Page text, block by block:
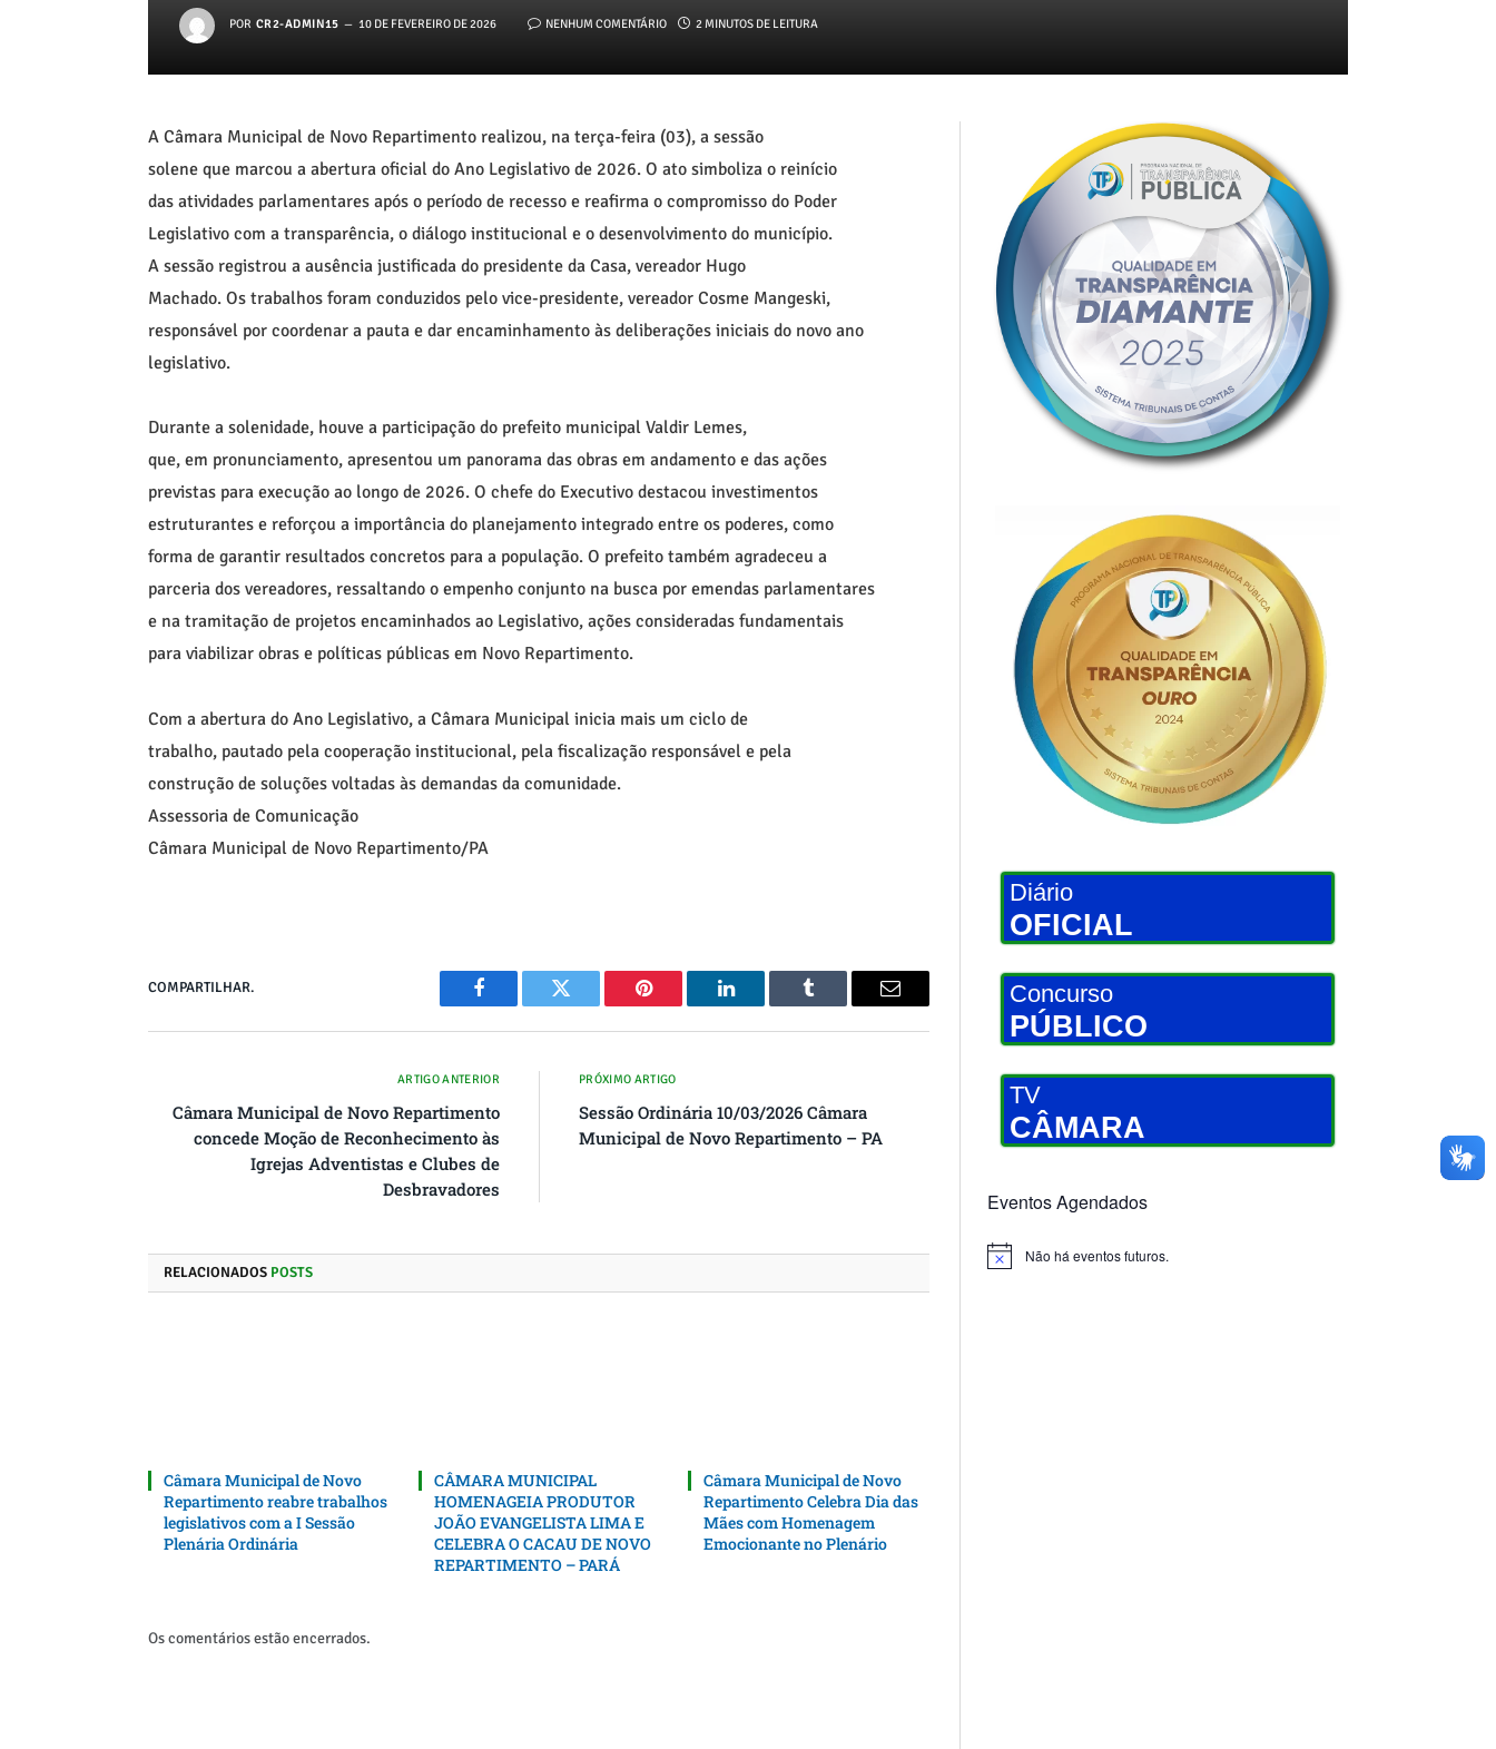
POR CR2-ADMIN15 10 DE FEVEREIRO DE 2026 NENHUM COMENTÁRIO 2 MINUTOS DE LEITURA
A Câmara Municipal de Novo Repartimento realizou, na terça-feira (03), a sessão
solene que marcou a abertura oficial do Ano Legislativo de 2026. O ato simboliza o reinício
das atividades parlamentares após o período de recesso e reafirma o compromisso do Poder
Legislativo com a transparência, o diálogo institucional e o desenvolvimento do município.
A sessão registrou a ausência justificada do presidente da Casa, vereador Hugo
Machado. Os trabalhos foram conduzidos pelo vice-presidente, vereador Cosme Mangeski,
responsável por coordenar a pauta e dar encaminhamento às deliberações iniciais do novo ano
legislativo.
Durante a solenidade, houve a participação do prefeito municipal Valdir Lemes,
que, em pronunciamento, apresentou um panorama das obras em andamento e das ações
previstas para execução ao longo de 2026. O chefe do Executivo destacou investimentos
estruturantes e reforçou a importância do planejamento integrado entre os poderes, como
forma de garantir resultados concretos para a população. O prefeito também agradeceu a
parceria dos vereadores, ressaltando o empenho conjunto na busca por emendas parlamentares
e na tramitação de projetos encaminhados ao Legislativo, ações consideradas fundamentais
para viabilizar obras e políticas públicas em Novo Repartimento.
Com a abertura do Ano Legislativo, a Câmara Municipal inicia mais um ciclo de
trabalho, pautado pela cooperação institucional, pela fiscalização responsável e pela
construção de soluções voltadas às demandas da comunidade.
Assessoria de Comunicação
Câmara Municipal de Novo Repartimento/PA
COMPARTILHAR.
Facebook Twitter Pinterest
O
Tumblr
E-
ARTIGO ANTERIOR
Câmara Municipal de Novo Repartimento
concede Moção de Reconhecimento às
Igrejas Adventistas e Clubes de
Desbravadores
PRÓXIMO ARTIGO
Sessão Ordinária 10/03/2026 Câmara
Municipal de Novo Repartimento – PA
RELACIONADOS POSTS
Câmara Municipal de Novo
Repartimento reabre trabalhos
legislativos com a I Sessão
Plenária Ordinária
CÂMARA MUNICIPAL
HOMENAGEIA PRODUTOR
JOÃO EVANGELISTA LIMA E
CELEBRA O CACAU DE NOVO
REPARTIMENTO – PARÁ
Câmara Municipal de Novo
Repartimento Celebra Dia das
Mães com Homenagem
Emocionante no Plenário
Os comentários estão encerrados.
Diário
OFICIAL
Concurso
PÚBLICO
TV
CÂMARA
Eventos Agendados
Notice Não há eventos futuros.